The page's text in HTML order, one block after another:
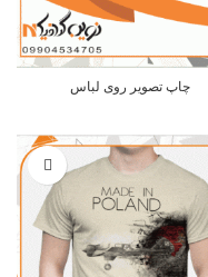
چاپ تصویر روی لباس